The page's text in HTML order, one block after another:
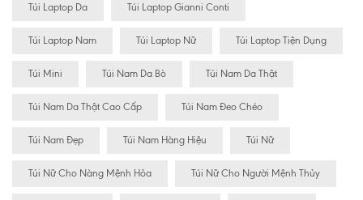
Túi Laptop Da Túi Laptop Gianni Conti
Túi Laptop Nam Túi Laptop Nữ Túi Laptop Tiện Dụng
Túi Mini Túi Nam Da Bò Túi Nam Da Thật
Túi Nam Da Thật Cao Cấp Túi Nam Đeo Chéo
Túi Nam Đẹp Túi Nam Hàng Hiệu Túi Nữ
Túi Nữ Cho Nàng Mệnh Hỏa Túi Nữ Cho Người Mệnh Thủy